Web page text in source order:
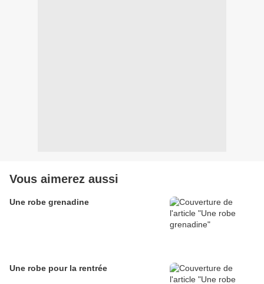
Vous aimerez aussi
Une robe grenadine
Une robe pour la rentrée